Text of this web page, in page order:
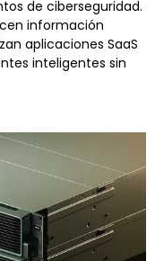
de ciberseguridad.
información
aplicaciones SaaS
inteligentes sin